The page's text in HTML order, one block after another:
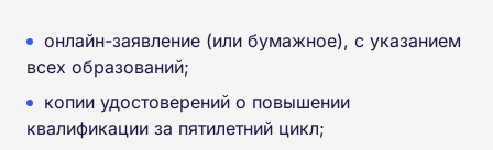
онлайн-заявление (или бумажное), с указанием
всех образований;
копии удостоверений о повышении
квалификации за пятилетний цикл;